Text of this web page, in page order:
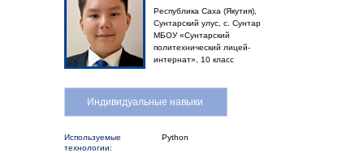
Республика Саха (Якутия),
Сунтарский улус, с. Сунтар
МБОУ «Сунтарский
политехнический лицей-
интернат», 10 класс
Python
Используемые
технологии:
Индивидуальные навыки